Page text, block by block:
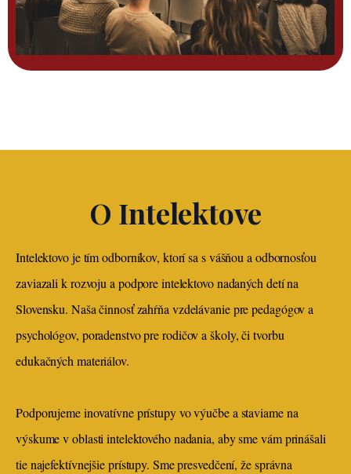
O Intelektove
Intelektovo je tím odborníkov, ktorí sa s vášňou a odbornosťou
zaviazali k rozvoju a podpore intelektovo nadaných detí na
Slovensku. Naša činnosť zahŕňa vzdelávanie pre pedagógov a
psychológov, poradenstvo pre rodičov a školy, či tvorbu
edukačných materiálov.
Podporujeme inovatívne prístupy vo výučbe a staviame na
výskume v oblasti intelektového nadania, aby sme vám prinášali
tie najefektívnejšie prístupy. Sme presvedčení, že správna